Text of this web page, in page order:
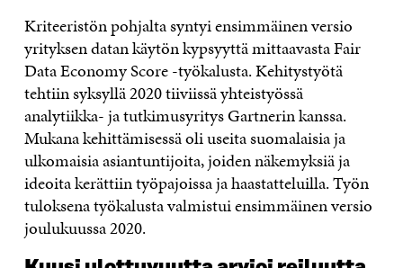
Kriteeristön pohjalta syntyi ensimmäinen versio
yrityksen datan käytön kypsyyttä mittaavasta Fair
Data Economy Score -työkalusta. Kehitystyötä
tehtiin syksyllä 2020 tiiviissä yhteistyössä
analytiikka- ja tutkimusyritys Gartnerin kanssa.
Mukana kehittämisessä oli useita suomalaisia ja
ulkomaisia asiantuntijoita, joiden näkemyksiä ja
ideoita kerättiin työpajoissa ja haastatteluilla. Työn
tuloksena työkalusta valmistui ensimmäinen versio
joulukuussa 2020.